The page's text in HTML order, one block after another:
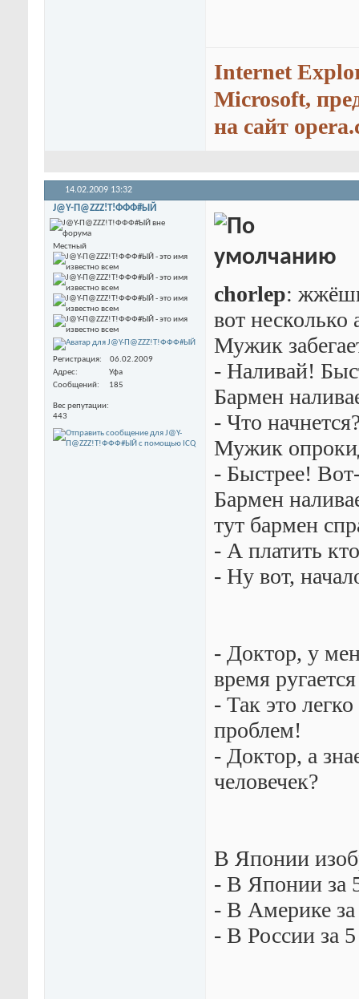
Internet
Microsoft,
на сайт
14.02.2009 13:32
J@Y-П@ZZZ!T!ФФФ#ЫЙ
Местный
Регистрация
06.02.2009
Адрес
Уфа
Сообщений
185
Вес репутации
443
chorlep:
вот несколько
Мужик
- Наливай!
Бармен
- Что
Мужик
- Быстрее!
Бармен
тут бармен
- А платить
- Ну вот,
- Доктор, у
время
- Так это
проблем!
- Доктор, а
человечек?
В Японии
- В Японии за
- В Америке
- В России за